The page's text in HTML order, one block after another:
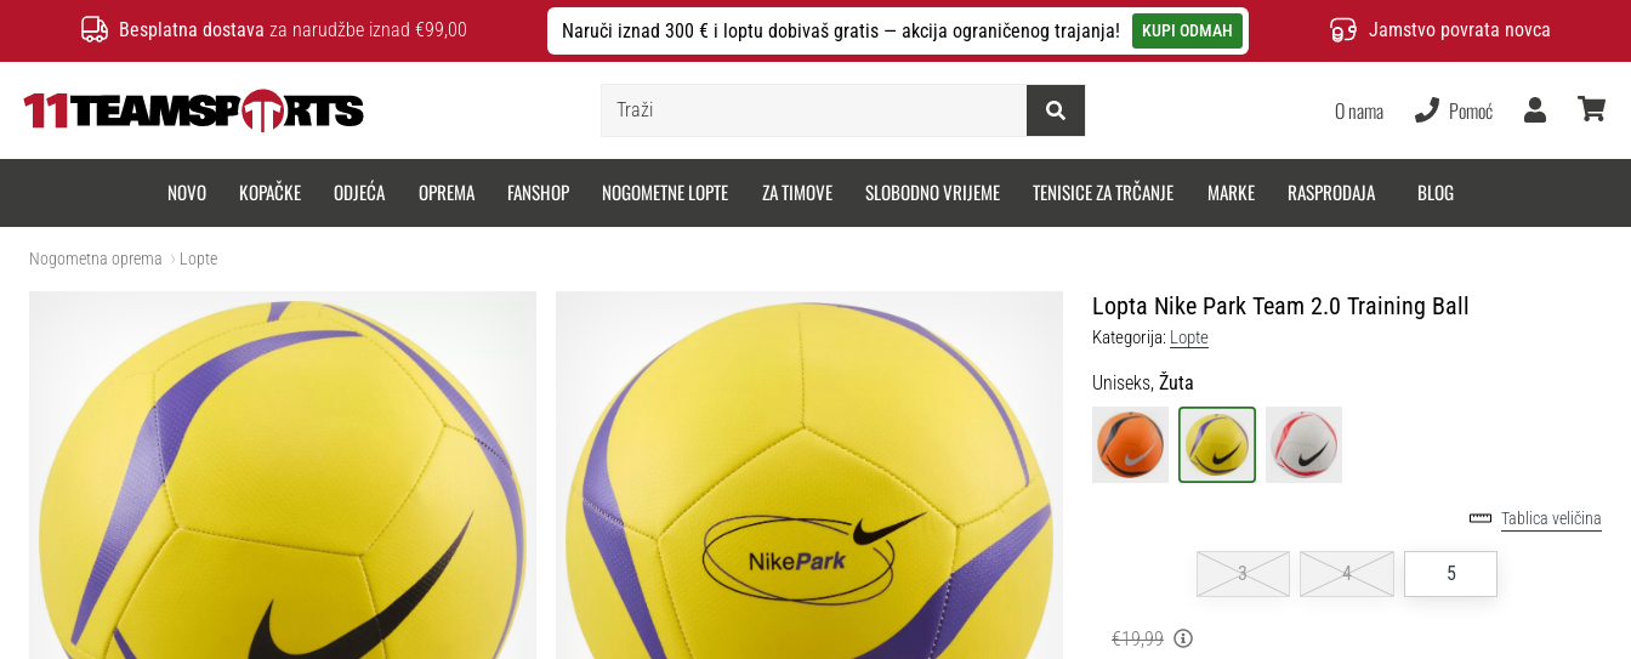
Besplatna dostava za narudžbe iznad €99,00 Naruči iznad 300 € i loptu dobivaš gratis — akcija ograničenog trajanja! KUPI ODMAH Jamstvo povrata novca
O nama Pomoć
Korisnik
NOVO KOPAČKE ODJEĆA OPREMA FANSHOP NOGOMETNE LOPTE ZA TIMOVE SLOBODNO VRIJEME TENISICE ZA TRČANJE MARKE RASPRODAJA BLOG
Nogometna oprema Lopte
Lopta Nike Park Team 2.0 Training Ball
Kategorija: Lopte
Uniseks, Žuta
Tablica veličina
3 4 5
€19,99